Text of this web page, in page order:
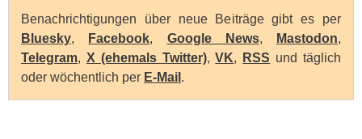
Benachrichtigungen über neue Beiträge gibt es per
Bluesky, Facebook, Google News, Mastodon,
Telegram, X (ehemals Twitter),VK, RSS und täglich
oder wöchentlich per E-Mail .